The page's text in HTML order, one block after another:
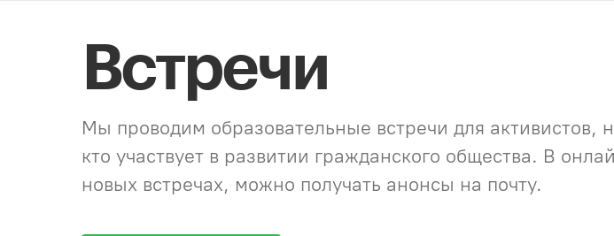
Встречи
Мы проводим образовательные встречи для
кто участвует в развитии гражданского общества. В
новых встречах, можно получать анонсы на почту.